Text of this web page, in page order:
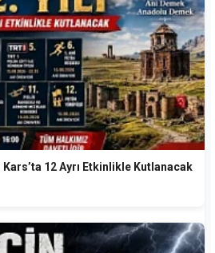
Kars’ta 12 Ayrı Etkinlikle Kutlanacak